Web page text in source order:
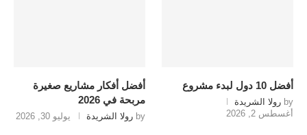
أفضل 10 دول لبدء مشروع
by رولا الشريدة
أغسطس 2, 2026
أفضل أفكار مشاريع صغيرة
مربحة في 2026
by رولا الشريدة يوليو 30, 2026